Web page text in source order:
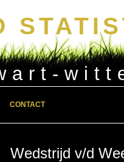
CONTACT
Wedstrijd v/d